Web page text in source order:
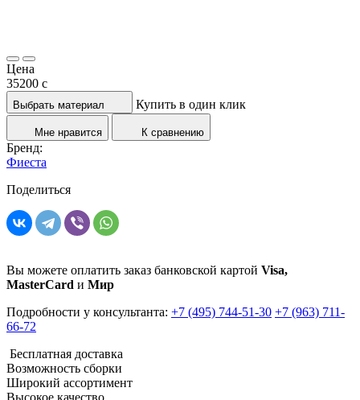
Цена
35200 c
Выбрать материал Купить в один клик
Мне нравится К сравнению
Бренд:
Фиеста
Поделиться
Вы можете оплатить заказ банковской картой Visa,
MasterCard и Мир
Подробности у консультанта: +7 (495) 744-51-30 +7 (963) 711-
66-72
Бесплатная доставка
Возможность сборки
Широкий ассортимент
Высокое качество